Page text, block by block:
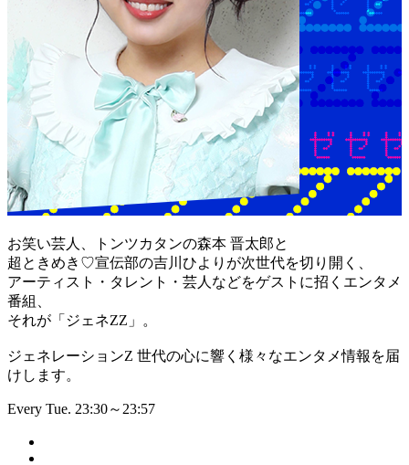
お笑い芸人、トンツカタンの森本 晋太郎と
超ときめき♡宣伝部の吉川ひよりが次世代を切り開く、
アーティスト・タレント・芸人などをゲストに招くエンタメ
番組、
それが「ジェネZZ」。
ジェネレーションZ 世代の心に響く様々なエンタメ情報を届
けします。
Every Tue. 23:30～23:57